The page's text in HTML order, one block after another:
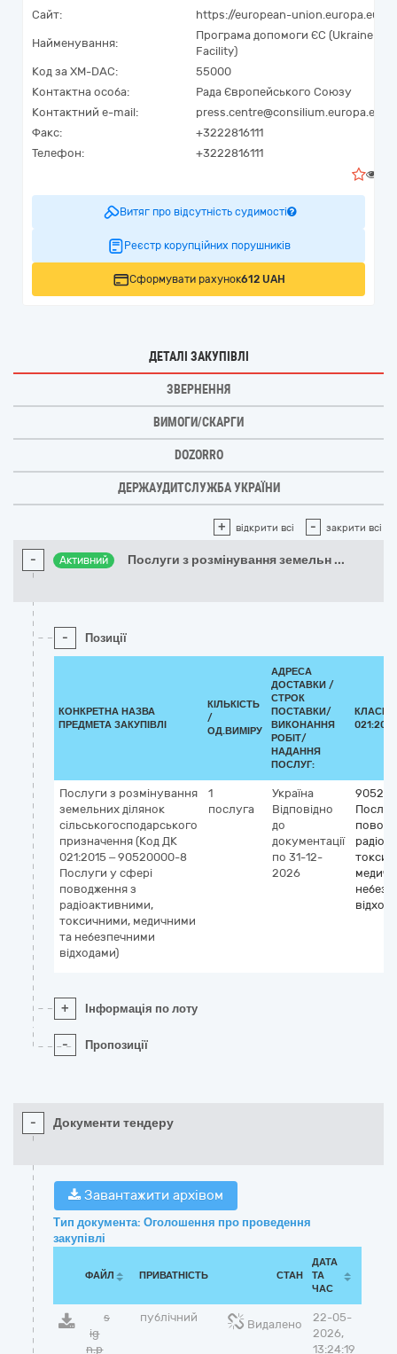
Сайт:
https://european-union.europa.eu
Найменування:
Програма допомоги ЄС (Ukraine
Facility)
Код за XM-DAC:
55000
Контактна особа:
Рада Європейського Союзу
Контактний e-mail:
press.centre@consilium.europa.eu
Факс:
+3222816111
Телефон:
+3222816111
Витяг про відсутність судимості
Реєстр корупційних порушників
Сформувати рахунок612 UAH
ДЕТАЛІ ЗАКУПІВЛІ
ЗВЕРНЕННЯ
ВИМОГИ/СКАРГИ
DOZORRO
ДЕРЖАУДИТСЛУЖБА УКРАЇНИ
+ відкрити всі - закрити всі
- Активний Послуги з розмінування земельн ...
- Позиції
КОНКРЕТНА НАЗВА
ПРЕДМЕТА ЗАКУПІВЛІ
КІЛЬКІСТЬ
/
ОД.ВИМІРУ
АДРЕСА
ДОСТАВКИ /
СТРОК
ПОСТАВКИ/
ВИКОНАННЯ
РОБІТ/
НАДАННЯ
ПОСЛУГ:
Послуги з розмінування
земельних ділянок
сільськогосподарського
призначення (Код ДК
021:2015 – 90520000-8
Послуги у сфері
поводження з
радіоактивними,
токсичними, медичними
та небезпечними
відходами)
1
послуга
Україна
Відповідно
до
документації
по 31-12-
2026
+ Інформація по лоту
- Пропозиції
- Документи тендеру
Завантажити архівом
Тип документа: Оголошення про проведення
закупівлі
ФАЙЛ ПРИВАТНІСТЬ СТАН
ДАТА
ТА
ЧАС
s
ig
n.p
публічний
Видалено
22-05-
2026,
13:24:19